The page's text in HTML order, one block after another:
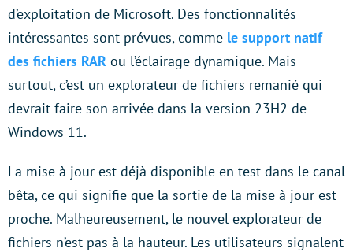
d’exploitation de Microsoft. Des fonctionnalités
intéressantes sont prévues, comme le support natif
des fichiers RAR ou l’éclairage dynamique. Mais
surtout, c’est un explorateur de fichiers remanié qui
devrait faire son arrivée dans la version 23H2 de
Windows 11.
La mise à jour est déjà disponible en test dans le canal
bêta, ce qui signifie que la sortie de la mise à jour est
proche. Malheureusement, le nouvel explorateur de
fichiers n’est pas à la hauteur. Les utilisateurs signalent